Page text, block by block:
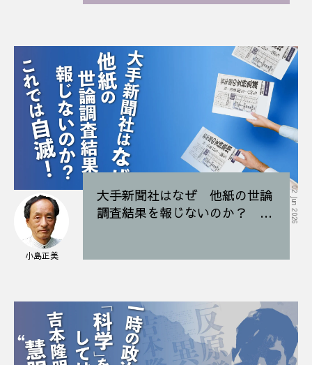
小島正美
大手新聞社はなぜ 他紙の世論
調査結果を報じないのか？ こ
02 Jun 2026